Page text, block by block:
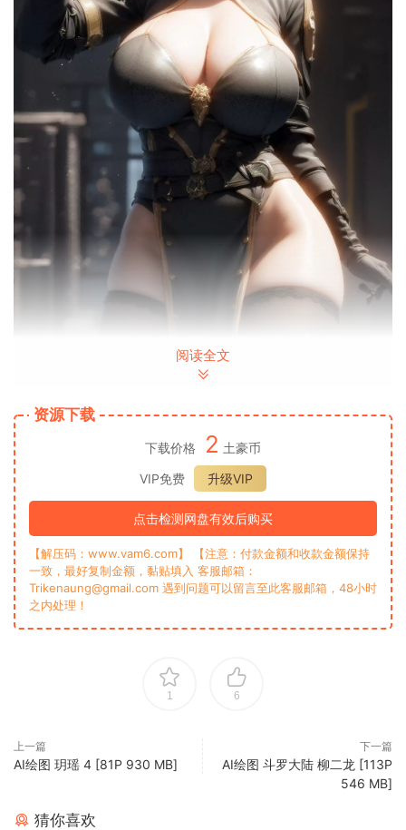
阅读全文
资源下载
下载价格 2 土豪币
VIP免费
升级VIP
点击检测网盘有效后购买
【解压码：www.vam6.com】 【注意：付款金额和收款金额保持
一致，最好复制金额，黏贴填入 客服邮箱：
Trikenaung@gmail.com 遇到问题可以留言至此客服邮箱，48小时
之内处理！
1 6
上一篇
AI绘图 玥瑶 4 [81P 930 MB]
下一篇
AI绘图 斗罗大陆 柳二龙 [113P
546 MB]
猜你喜欢